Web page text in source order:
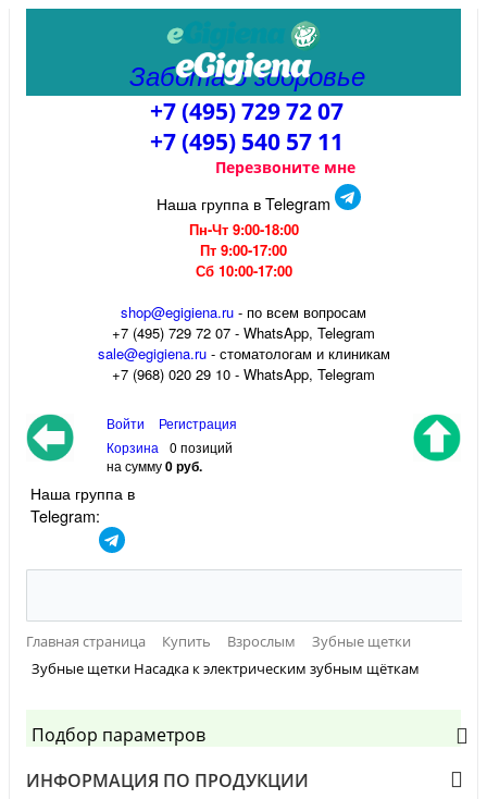
Забота о здоровье
+7 (495) 729 72 07
+7 (495) 540 57 11
Перезвоните мне
Наша группа в Telegram
Пн-Чт 9:00-18:00
Пт 9:00-17:00
Сб 10:00-17:00
shop@egigiena.ru - по всем вопросам
‎+7 (495) 729 72 07 - WhatsApp, Telegram
sale@egigiena.ru- стоматологам и клиникам
+7 (968) 020 29 10 - WhatsApp, Telegram
Войти
Регистрация
Корзина
0 позиций
на сумму0 руб.
Наша группа в
Telegram:
Главная страница Купить Взрослым
Зубные щетки
Зубные щетки Насадка к электрическим зубным щёткам
Подбор параметров
ИНФОРМАЦИЯ ПО ПРОДУКЦИИ